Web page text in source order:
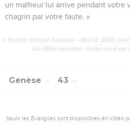
un malheur lui arrive pendant votre
chagrin par votre faute. »
© Société biblique française – Bibli’O, 2000,
une Bible imprimée, rendez-vous sur
Genèse 43
Seuls les Évangiles sont disponibles en vidéo